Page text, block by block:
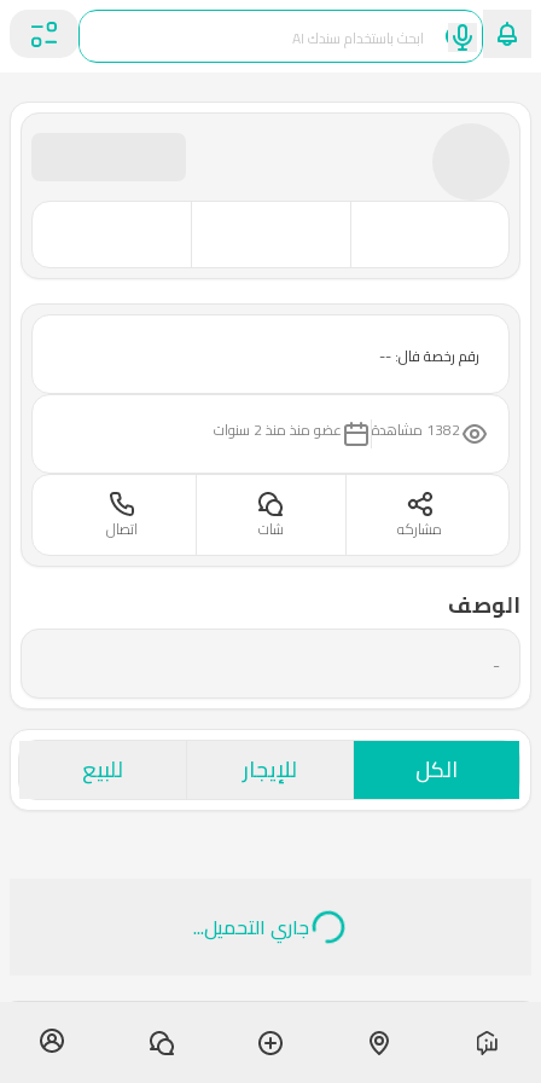
رقم رخصة فال: --
1382 مشاهدة عضو منذمنذ 2 سنوات
اتصال شات مشاركه
الوصف
-
الكل للإيجار للبيع
جاري التحميل...